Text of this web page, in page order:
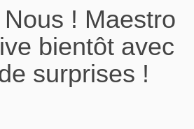
! Maestro
bientôt avec
surprises !